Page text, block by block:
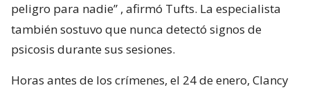
peligro para nadie” , afirmó Tufts. La especialista
también sostuvo que nunca detectó signos de
psicosis durante sus sesiones.
Horas antes de los crímenes, el 24 de enero, Clancy